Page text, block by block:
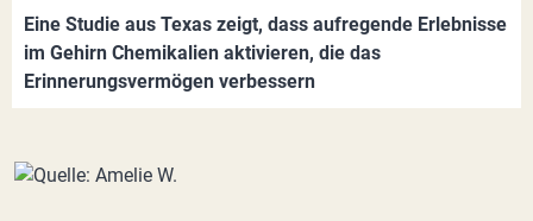
Eine Studie aus Texas zeigt, dass aufregende Erlebnisse
im Gehirn Chemikalien aktivieren, die das
Erinnerungsvermögen verbessern